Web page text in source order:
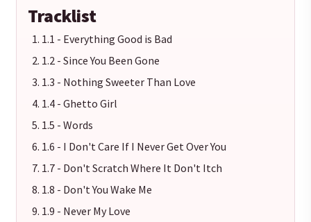
Tracklist
1.1 - Everything Good is Bad
1.2 - Since You Been Gone
1.3 - Nothing Sweeter Than Love
1.4 - Ghetto Girl
1.5 - Words
1.6 - I Don't Care If I Never Get Over You
1.7 - Don't Scratch Where It Don't Itch
1.8 - Don't You Wake Me
1.9 - Never My Love